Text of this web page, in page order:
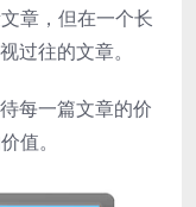
章，但在一个长
过往的文章。
每一篇文章的价
值。